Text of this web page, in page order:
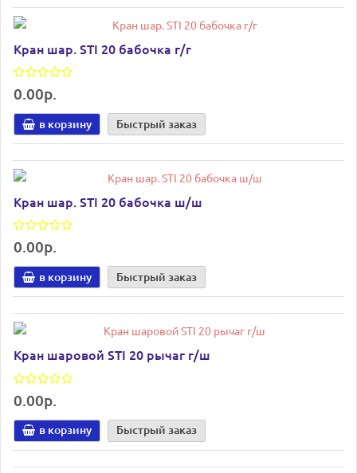
Кран шар. STI 20 бабочка г/г
0.00р.
в корзину Быстрый заказ
Кран шар. STI 20 бабочка ш/ш
0.00р.
в корзину Быстрый заказ
Кран шаровой STI 20 рычаг г/ш
0.00р.
в корзину Быстрый заказ